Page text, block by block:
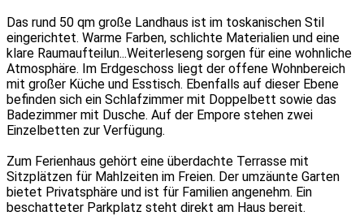
Das rund 50 qm große Landhaus ist im toskanischen Stil
eingerichtet. Warme Farben, schlichte Materialien und eine
klare Raumaufteilun...Weiterleseng sorgen für eine wohnliche
Atmosphäre. Im Erdgeschoss liegt der offene Wohnbereich
mit großer Küche und Esstisch. Ebenfalls auf dieser Ebene
befinden sich ein Schlafzimmer mit Doppelbett sowie das
Badezimmer mit Dusche. Auf der Empore stehen zwei
Einzelbetten zur Verfügung.
Zum Ferienhaus gehört eine überdachte Terrasse mit
Sitzplätzen für Mahlzeiten im Freien. Der umzäunte Garten
bietet Privatsphäre und ist für Familien angenehm. Ein
beschatteter Parkplatz steht direkt am Haus bereit.